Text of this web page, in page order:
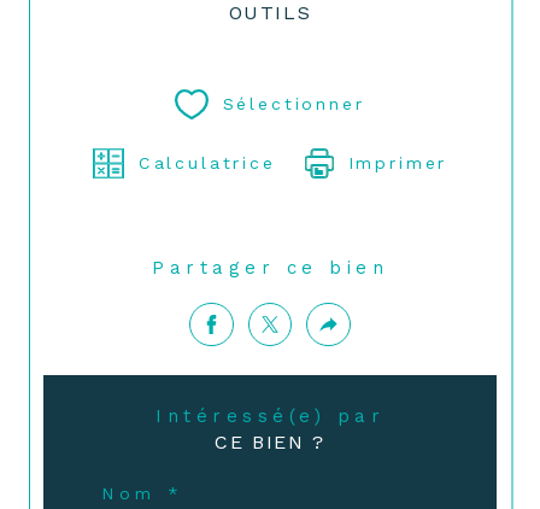
OUTILS
Sélectionner
Calculatrice Imprimer
Partager ce bien
Intéressé(e) par
CE BIEN ?
Nom *